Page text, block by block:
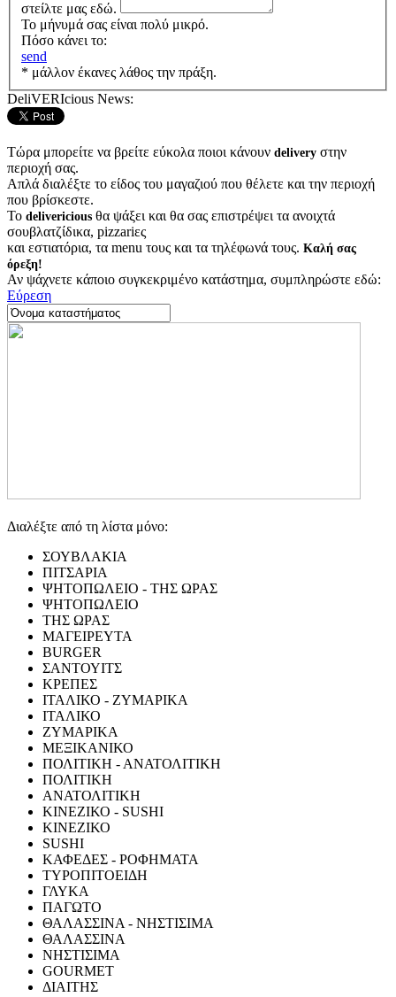
στείλτε μας εδώ.
Το μήνυμά σας είναι πολύ μικρό.
Πόσο κάνει το:
send
* μάλλον έκανες λάθος την πράξη.
DeliVERIcious News:
Τώρα μπορείτε να βρείτε εύκολα ποιοι κάνουν delivery στην
περιοχή σας.
Απλά διαλέξτε το είδος του μαγαζιού που θέλετε και την περιοχή
που βρίσκεστε.
Το delivericious θα ψάξει και θα σας επιστρέψει τα ανοιχτά
σουβλατζίδικα, pizzariες
και εστιατόρια, τα menu τους και τα τηλέφωνά τους. Καλή σας
όρεξη!
Αν ψάχνετε κάποιο συγκεκριμένο κατάστημα, συμπληρώστε εδώ:
Εύρεση
Διαλέξτε από τη λίστα μόνο:
ΣΟΥΒΛΑΚΙΑ
ΠΙΤΣΑΡΙΑ
ΨΗΤΟΠΩΛΕΙΟ - ΤΗΣ ΩΡΑΣ
ΨΗΤΟΠΩΛΕΙΟ
ΤΗΣ ΩΡΑΣ
ΜΑΓΕΙΡΕΥΤΑ
BURGER
ΣΑΝΤΟΥΙΤΣ
ΚΡΕΠΕΣ
ΙΤΑΛΙΚΟ - ΖΥΜΑΡΙΚΑ
ΙΤΑΛΙΚΟ
ΖΥΜΑΡΙΚΑ
ΜΕΞΙΚΑΝΙΚΟ
ΠΟΛΙΤΙΚΗ - ΑΝΑΤΟΛΙΤΙΚΗ
ΠΟΛΙΤΙΚΗ
ΑΝΑΤΟΛΙΤΙΚΗ
ΚΙΝΕΖΙΚΟ - SUSHI
ΚΙΝΕΖΙΚΟ
SUSHI
ΚΑΦΕΔΕΣ - ΡΟΦΗΜΑΤΑ
ΤΥΡΟΠΙΤΟΕΙΔΗ
ΓΛΥΚΑ
ΠΑΓΩΤΟ
ΘΑΛΑΣΣΙΝΑ - ΝΗΣΤΙΣΙΜΑ
ΘΑΛΑΣΣΙΝΑ
ΝΗΣΤΙΣΙΜΑ
GOURMET
ΔΙΑΙΤΗΣ